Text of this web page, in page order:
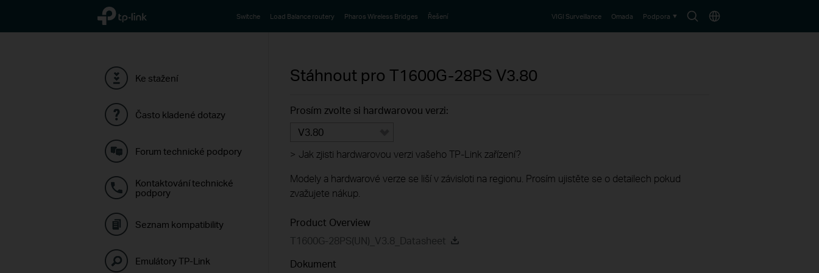
TP-Link, Reliably Smart
SearchChoose
Switche Load Balance routery Pharos Wireless Bridges Řešení VIGI Surveillance Omada Podpora
Ke stažení
Často kladené dotazy
Forum technické podpory
Kontaktování technické
podpory
Seznam kompatibility
Emulátory TP-Link
Stáhnout pro T1600G-28PS V3.80
Prosím zvolte si hardwarovou verzi:
V3.80
> Jak zjisti hardwarovou verzi vašeho TP-Link zařízení?
Modely a hardwarové verze se liší v závisloti na regionu. Prosím ujistěte se o detailech pokud
zvažujete nákup.
Product Overview
T1600G-28PS(UN)_V3.8_Datasheet
Dokument